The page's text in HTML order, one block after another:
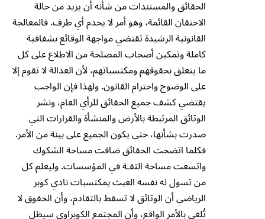
الحقائق والمستندات من شأنه أن يزيد من حالة
الاحتقان القائمة، وهو أمر لا يخدم أي طرف. فالمعالجة
القانونية الرشيدة تقتضي مواجهة الوقائع بشفافية
كاملة وتمكين أصحاب المصلحة من الاطلاع على كل
ما يتعلق بحقوقهم ومكتسباتهم، لأن العدالة لا تقوم إلا
على الوضوح واحترام القانون. ولهذا فإن الواجب
يقتضي كشف جميع الحقائق للرأي العام، ونشر
الوثائق المرتبطة بالأرض والمنشأة والقرارات التي
صدرت بشأنها، حتى يكون الجميع على بينة من الأمر.
فكلما اتضحت الحقائق ضاقت مساحة الشكوك
واتسعت مساحة الثقـة في المؤسسات. وليعلم كل
من تسول له نفسه العبث بمكتسبات نادي كوبر
الرياضي أن الوثائق لا تسقط بالتقادم، وأن الحقوق لا
تُلغى بالأمر الواقع، وأن المجتمع الكوبراوي سيظل